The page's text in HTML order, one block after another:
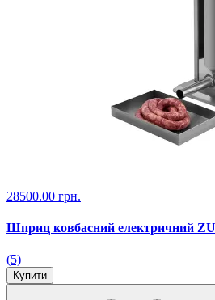
28500.00 грн.
Шприц ковбасний електричний
(5)
Купити